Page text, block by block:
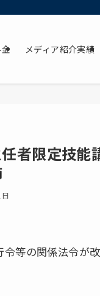
メディア紹介実績
者限定技
等の関係法令が